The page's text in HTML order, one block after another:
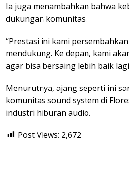
Ia juga menambahkan bahwa
dukungan komunitas.
“Prestasi ini kami
mendukung. Ke depan, kami
agar bisa bersaing lebih baik
Menurutnya, ajang seperti ini
komunitas sound system di
industri hiburan audio.
Post Views: 2,672